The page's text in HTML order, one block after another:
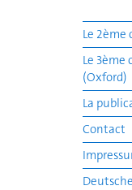
Le 2ème
Le 3ème
(Oxford)
La
Contact